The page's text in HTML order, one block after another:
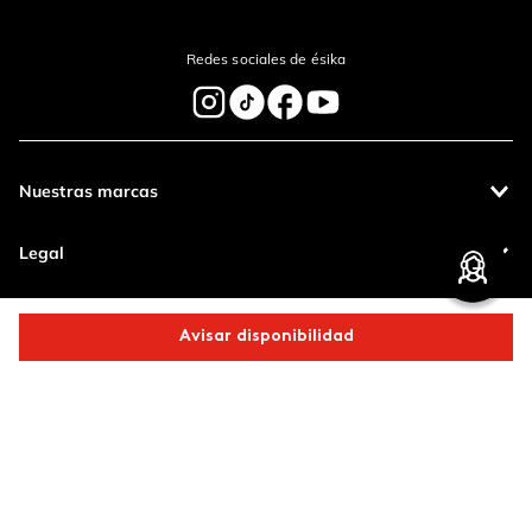
Avisar disponibilidad
Redes sociales de ésika
Nuestras marcas
Legal
Contáctanos